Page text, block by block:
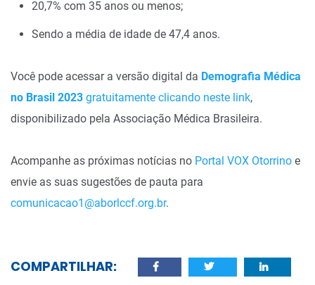
20,7% com 35 anos ou menos;
Sendo a média de idade de 47,4 anos.
Você pode acessar a versão digital da Demografia Médica
no Brasil 2023 gratuitamente clicando neste link,
disponibilizado pela Associação Médica Brasileira.
Acompanhe as próximas notícias no Portal VOX Otorrino e
envie as suas sugestões de pauta para
comunicacao1@aborlccf.org.br.
COMPARTILHAR: